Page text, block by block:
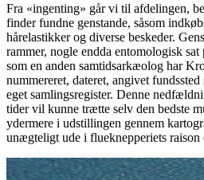
Fra «ingenting» går vi til afdelingen,
finder fundne genstande, såsom
hårelastikker og diverse beskeder.
rammer, nogle endda entomologisk
som en anden samtidsarkæolog har
nummereret, dateret, angivet
eget samlingsregister. Denne
tider vil kunne trætte selv den bedste
ydermere i udstillingen gennem
unægteligt ude i flueknepperiets raison